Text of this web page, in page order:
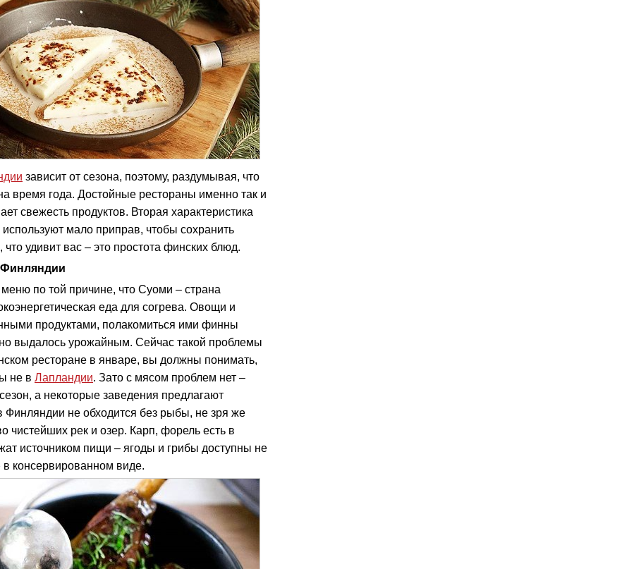
зависит от сезона, поэтому, раздумывая, что
время года. Достойные рестораны именно так и
свежесть продуктов. Вторая характеристика
мало приправ, чтобы сохранить
удивит вас – это простота финских блюд.
по той причине, что Суоми – страна
еда для согрева. Овощи и
продуктами, полакомиться ими финны
выдалось урожайным. Сейчас такой проблемы
ресторане в январе, вы должны понимать,
не в Лапландии. Зато с мясом проблем нет –
а некоторые заведения предлагают
не обходится без рыбы, не зря же
чистейших рек и озер. Карп, форель есть в
источником пищи – ягоды и грибы доступны не
консервированном виде.